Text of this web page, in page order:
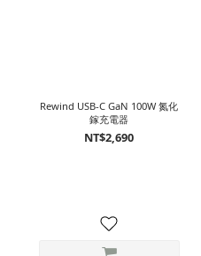
Rewind USB-C GaN 100W 氮化
鎵充電器
NT$2,690